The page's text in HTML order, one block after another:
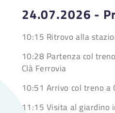
24.07.2026 -
10:15 Ritrovo alla
10:28 Partenza col
Clà Ferrovia
10:51 Arrivo col treno a
11:15 Visita al giardino